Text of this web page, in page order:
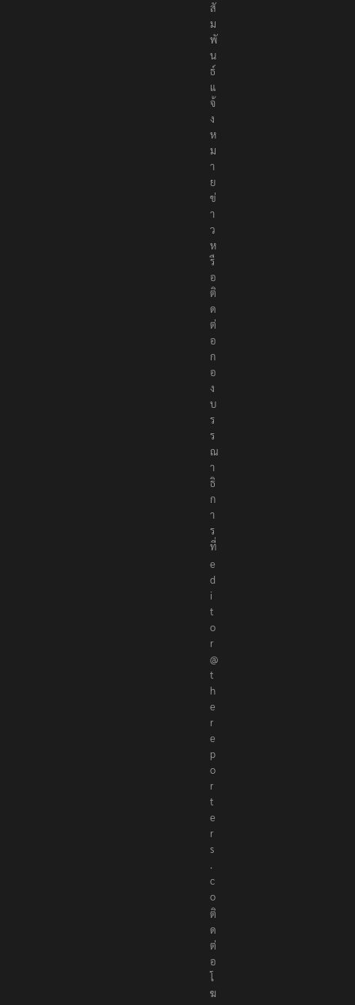
า
สั
ม
พั
น
ธ์
แ
จ้
ง
ห
ม
า
ย
ข่
า
ว
ห
รื
อ
ติ
ด
ต่
อ
ก
อ
ง
บ
ร
ร
ณ
า
ธิ
ก
า
ร
ที่
e
d
i
t
o
r
@
t
h
e
r
e
p
o
r
t
e
r
s
.
c
o
ติ
ด
ต่
อ
โ